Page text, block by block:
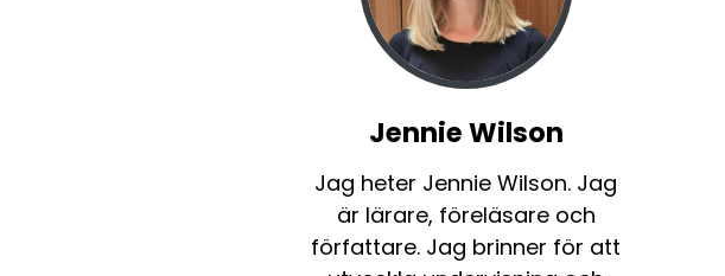
Jennie Wilson
Jag heter Jennie Wilson. Jag
är lärare, föreläsare och
författare. Jag brinner för att